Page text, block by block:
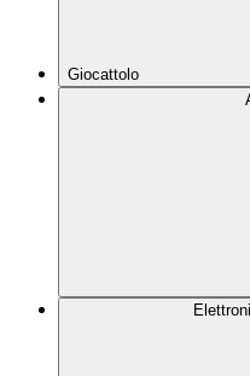
Giocattolo